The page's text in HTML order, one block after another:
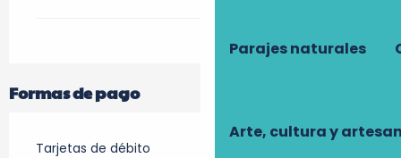
Parajes naturales
Arte, cultura y
Formas de pago
Tarjetas de débito